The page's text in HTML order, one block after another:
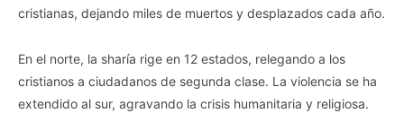
cristianas, dejando miles de muertos y desplazados cada año.
En el norte, la sharía rige en 12 estados, relegando a los
cristianos a ciudadanos de segunda clase. La violencia se ha
extendido al sur, agravando la crisis humanitaria y religiosa.